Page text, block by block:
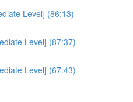
Level] (86:13)
Level] (87:37)
Level] (67:43)